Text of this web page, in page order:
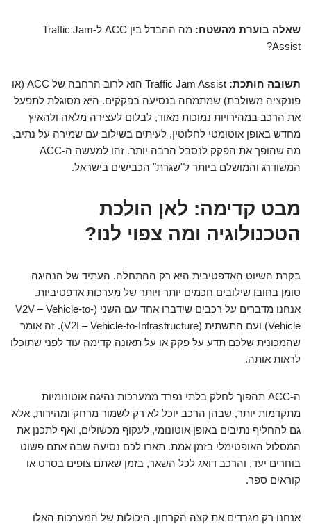
שאלה בוערת מהשטח:
מה ההבדל בין ACC ל-Traffic Jam
Assist?
תשובה חותכת:
Traffic Jam Assist הוא לרוב הרחבה של ACC (או
פונקציה משולבת) שמתמחה בנסיעה בפקקים. היא מסוגלת לתפעל
את הרכב במהירויות נמוכות מאוד, לבלום לעצירה מלאה ולהאיץ
מחדש באופן אוטומטי לחלוטין, לעיתים בשילוב עם שמירה על נתיב,
מה שהופך את הפקק לנסבל הרבה יותר. זהו למעשה ה-ACC
המשודרג והמושלם ביותר ל"שגרת" הכבישים בישראל.
מבט קדימה: לאן הולכת
הטכנולוגיה ומה צפוי לנו?
בקרת השיוט האדפטיבית היא רק ההתחלה. העתיד של הנהיגה
טומן בחובו שילובים חכמים יותר ויותר של מערכות אדפטיביות.
אנחנו מדברים על רכבים שידברו אחד עם השני (V2V – Vehicle-to-
Vehicle) ועם התשתית (V2I – Vehicle-to-Infrastructure). זה אומר
שהמכונית שלכם תדע על פקק או על תאונה קדימה עוד לפני שתוכלו
לראות אותה.
ה-ACC תהפוך לחלק בלתי נפרד ממערכות נהיגה אוטונומיות
מתקדמות יותר, שבהן הרכב יוכל לא רק לשמור מרחק ומהירות, אלא
גם להחליף נתיבים באופן אוטונומי, לעקוף מכשולים, ואף לתכנן את
המסלול האופטימלי בזמן אמת. תארו לכם נסיעה שבה אתם פשוט
בוחרים יעד, והרכב דואג לכל השאר, בזמן שאתם צופים בסרט או
קוראים ספר.
אנחנו רק מגרדים את קצה הקרחון. היכולות של המערכות האלו